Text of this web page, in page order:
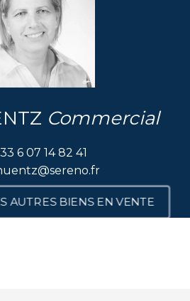
Commercial
6 07 14 82 41
AUTRES BIENS EN VENTE